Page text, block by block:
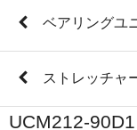
ベアリングユ
ストレッチ
UCM212-